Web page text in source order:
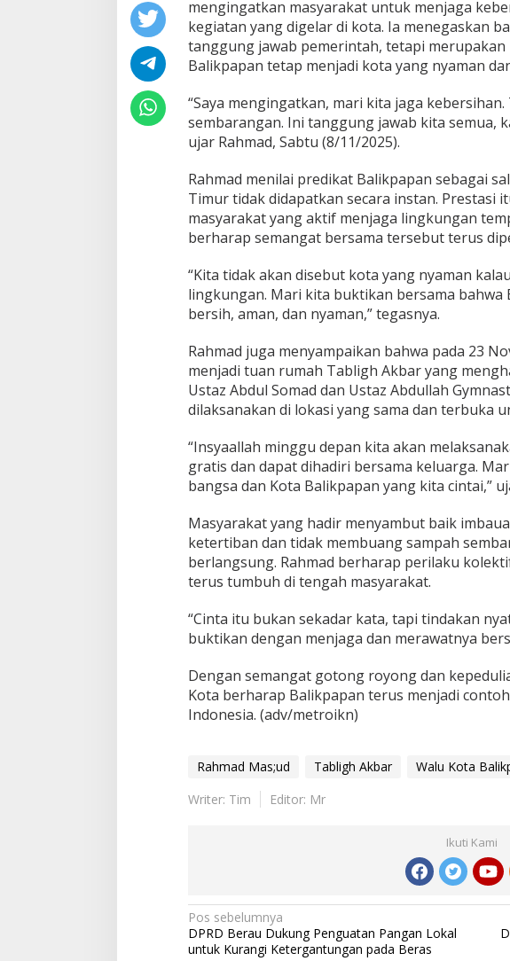
mengingatkan masyarakat untuk menjaga
kegiatan yang digelar di kota. Ia menegaskan
tanggung jawab pemerintah, tetapi
Balikpapan tetap menjadi kota yang nyaman
“Saya mengingatkan, mari kita jaga
sembarangan. Ini tanggung jawab kita semua,
ujar Rahmad, Sabtu (8/11/2025).
Rahmad menilai predikat Balikpapan sebagai
Timur tidak didapatkan secara instan. Prestasi
masyarakat yang aktif menjaga lingkungan
berharap semangat bersama tersebut terus
“Kita tidak akan disebut kota yang nyaman
lingkungan. Mari kita buktikan bersama
bersih, aman, dan nyaman,” tegasnya.
Rahmad juga menyampaikan bahwa pada 23
menjadi tuan rumah Tabligh Akbar yang
Ustaz Abdul Somad dan Ustaz Abdullah
dilaksanakan di lokasi yang sama dan terbuka
“Insyaallah minggu depan kita akan
gratis dan dapat dihadiri bersama keluarga.
bangsa dan Kota Balikpapan yang kita cintai,”
Masyarakat yang hadir menyambut baik
ketertiban dan tidak membuang sampah
berlangsung. Rahmad berharap perilaku
terus tumbuh di tengah masyarakat.
“Cinta itu bukan sekadar kata, tapi tindakan
buktikan dengan menjaga dan merawatnya
Dengan semangat gotong royong dan
Kota berharap Balikpapan terus menjadi
Indonesia. (adv/metroikn)
Rahmad Mas;ud Tabligh Akbar
Walu Kota
Writer: Tim
Editor: Mr
Ikuti Kami
Navigasi
pos
Pos sebelumnya
DPRD Berau Dukung Penguatan Pangan Lokal
untuk Kurangi Ketergantungan pada Beras